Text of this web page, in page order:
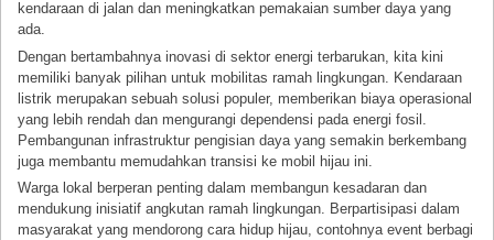
kendaraan di jalan dan meningkatkan pemakaian sumber daya yang
ada.
Dengan bertambahnya inovasi di sektor energi terbarukan, kita kini
memiliki banyak pilihan untuk mobilitas ramah lingkungan. Kendaraan
listrik merupakan sebuah solusi populer, memberikan biaya operasional
yang lebih rendah dan mengurangi dependensi pada energi fosil.
Pembangunan infrastruktur pengisian daya yang semakin berkembang
juga membantu memudahkan transisi ke mobil hijau ini.
Warga lokal berperan penting dalam membangun kesadaran dan
mendukung inisiatif angkutan ramah lingkungan. Berpartisipasi dalam
masyarakat yang mendorong cara hidup hijau, contohnya event berbagi